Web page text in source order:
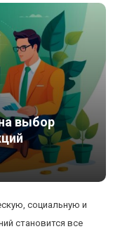
выбор
социальную и
становится все